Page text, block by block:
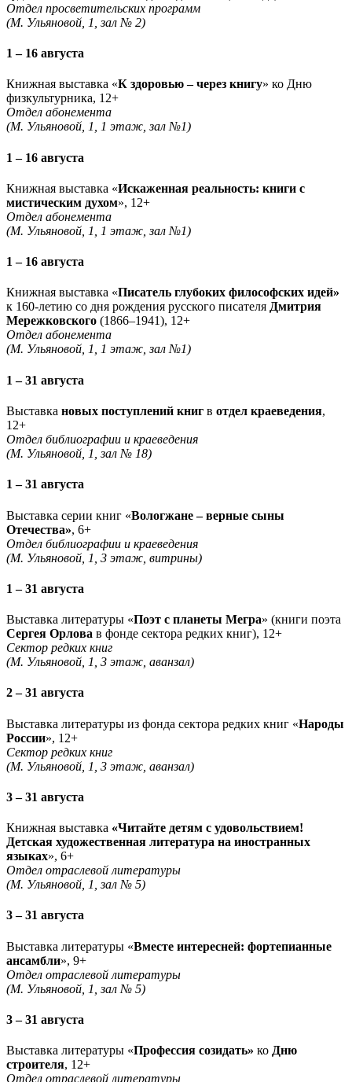
Отдел просветительских программ
(М. Ульяновой, 1, зал № 2)
1 – 16 августа
Книжная выставка «К здоровью – через книгу» ко Дню
физкультурника, 12+
Отдел абонемента
(М. Ульяновой, 1, 1 этаж, зал №1)
1 – 16 августа
Книжная выставка «Искаженная реальность: книги с
мистическим духом», 12+
Отдел абонемента
(М. Ульяновой, 1, 1 этаж, зал №1)
1 – 16 августа
Книжная выставка «Писатель глубоких философских идей»
к 160-летию со дня рождения русского писателя Дмитрия
Мережковского (1866–1941), 12+
Отдел абонемента
(М. Ульяновой, 1, 1 этаж, зал №1)
1 – 31 августа
Выставка новых поступлений книг в отдел краеведения,
12+
Отдел библиографии и краеведения
(М. Ульяновой, 1, зал № 18)
1 – 31 августа
Выставка серии книг «Вологжане – верные сыны
Отечества», 6+
Отдел библиографии и краеведения
(М. Ульяновой, 1, 3 этаж, витрины)
1 – 31 августа
Выставка литературы «Поэт с планеты Мегра» (книги поэта
Сергея Орлова в фонде сектора редких книг), 12+
Сектор редких книг
(М. Ульяновой, 1, 3 этаж, аванзал)
2 – 31 августа
Выставка литературы из фонда сектора редких книг «Народы
России», 12+
Сектор редких книг
(М. Ульяновой, 1, 3 этаж, аванзал)
3 – 31 августа
Книжная выставка «Читайте детям с удовольствием!
Детская художественная литература на иностранных
языках», 6+
Отдел отраслевой литературы
(М. Ульяновой, 1, зал № 5)
3 – 31 августа
Выставка литературы «Вместе интересней: фортепианные
ансамбли», 9+
Отдел отраслевой литературы
(М. Ульяновой, 1, зал № 5)
3 – 31 августа
Выставка литературы «Профессия созидать» ко Дню
строителя, 12+
Отдел отраслевой литературы